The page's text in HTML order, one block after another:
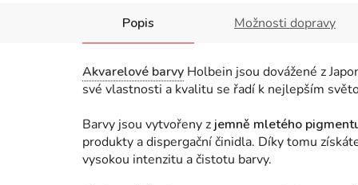
Popis Možnosti dopravy
Akvarelové barvy Holbein jsou dovážené z
své vlastnosti a kvalitu se řadí k nejlepším
Barvy jsou vytvořeny z jemně mletého
produkty a dispergační činidla. Díky tomu
vysokou intenzitu a čistotu barvy.